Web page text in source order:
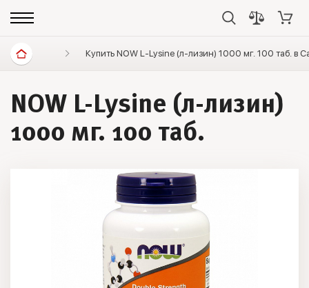
Спортивное питание Аминокислоты Прочие
Купить NOW L-Lysine (л-лизин) 1000 мг. 100 таб. в
NOW L-Lysine (л-лизин)
1000 мг. 100 таб.